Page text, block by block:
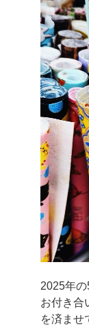
て
な
し
疲
れ
の
台
湾
〈vol.6
完〉
花
市、
鼎
泰
豊
か
の
帰
国
2025年
お付き合
を済ませ